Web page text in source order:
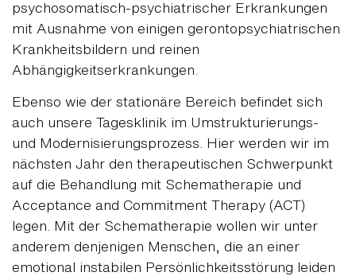
psychosomatisch-psychiatrischer Erkrankungen
mit Ausnahme von einigen gerontopsychiatrischen
Krankheitsbildern und reinen
Abhängigkeitserkrankungen.
Ebenso wie der stationäre Bereich befindet sich
auch unsere Tagesklinik im Umstrukturierungs-
und Modernisierungsprozess. Hier werden wir im
nächsten Jahr den therapeutischen Schwerpunkt
auf die Behandlung mit Schematherapie und
Acceptance and Commitment Therapy (ACT)
legen. Mit der Schematherapie wollen wir unter
anderem denjenigen Menschen, die an einer
emotional instabilen Persönlichkeitsstörung leiden